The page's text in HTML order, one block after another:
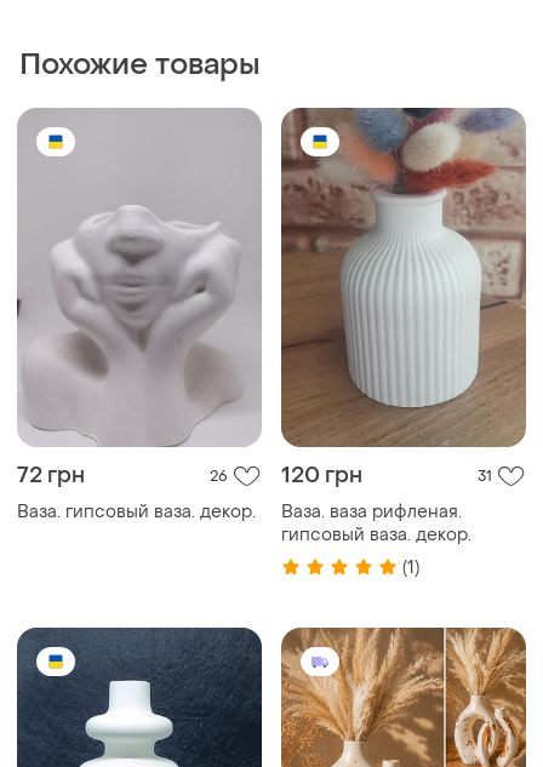
Похожие товары
72 грн 26
Ваза. гипсовый ваза. декор.
120 грн 31
Ваза. ваза рифленая.
гипсовый ваза. декор.
(1)